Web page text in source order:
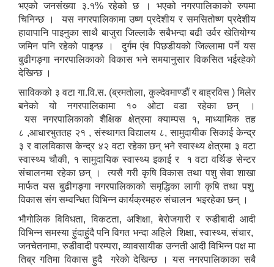
भएको जनसंख्या ३.१% रहेको छ । भएको नगरपालिकाको रुपमा
चिनिन्छ । यस नगरपालिकामा उष्ण प्रदेशीय र समसितोष्ण प्रदेशीय
हावापानि पाइनुका साथै बाजुरा जिल्लाकै सबैभन्दा बढी उर्वर खेतियोग्य
जमिन पनि रहेको पाइन्छ । दुर्गम एंव पिछडीयको जिल्लामा पर्ने यस
बुढीगङ्गा नगरपालिकाको विकास भने समयानुसार विकसित भईरहेको
देखिन्छ ।
साविकको ३ वटा गा.वि.स. (ब्रमताेला, कुल्देवमाण्डौं र बाह्रविस ) मिलेर
बनेको यो नगरपालिकामा १० ओटा वडा रहेका छन् ।
यस नगरपालिकाको शैक्षिक क्षेत्रमा क्याम्पस १, माध्यामिक तह
८ ,आधारभुततह २१ , संस्थागत विद्यालय ८, सामुदायीक सिकाई केन्द्र
३ र वालविकास केन्द्र ४२ वटा रहेका छन् भने स्वास्थ्य क्षेत्रमा ३ वटा
स्वास्थ्य चौकी, १ सामुदायिक स्वास्थ्य इकाई र १ वटा वर्थिङ सेन्टर
संचालनमा रहेका छन् । त्यसै गरी कृषि विकास तथा पशु सेवा शाखा
मार्फत यस बुढीगङ्गा नगरपालिकाको समृद्धिका लागी कृषि तथा पशु
विकास संग सम्वन्धित विभिन्न कार्यक्रमहरु संचालन भइरहेका छन् ।
भौगोलिक विविधता, विकटता, अशिक्षा, बेरोजगारी र रुडीबादी आदी
विभिन्न समस्या हुंदाहुंदै पनि विगत भन्दा अहिले शिक्षा, स्वास्थ्य, संचार,
जनचेतनामा, रुडीवादी परम्परा, व्यावसायीक उन्नती आदी विभिन्न पक्ष मा
तिब्र गतिमा विकास हुदै गरेकाे देखिन्छ । यस नगरपालिकाका सबै